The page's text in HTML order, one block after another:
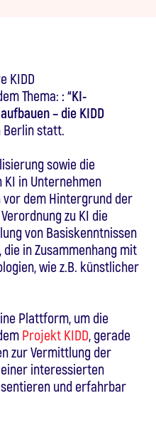
KIDD
Thema: : “KI-
– die KIDD
Berlin statt.
sowie die
KI in Unternehmen
dem Hintergrund der
zu KI die
von Basiskenntnissen
die in Zusammenhang mit
wie z.B. künstlicher
Plattform, um die
Projekt KIDD, gerade
zur Vermittlung der
interessierten
und erfahrbar